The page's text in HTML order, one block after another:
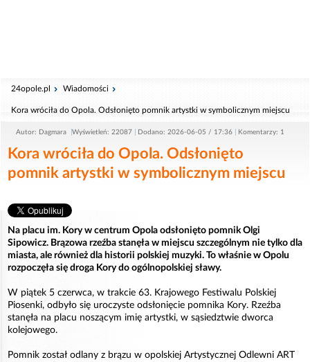
24opole.pl Wiadomości
Kora wróciła do Opola. Odsłonięto pomnik artystki w symbolicznym miejscu
Autor: Dagmara Wyświetleń: 22087 Dodano: 2026-06-05 / 17:36 Komentarzy: 1
Kora wróciła do Opola. Odsłonięto
pomnik artystki w symbolicznym miejscu
Na placu im. Kory w centrum Opola odsłonięto pomnik Olgi
Sipowicz. Brązowa rzeźba stanęła w miejscu szczególnym nie tylko dla
miasta, ale również dla historii polskiej muzyki. To właśnie w Opolu
rozpoczęła się droga Kory do ogólnopolskiej sławy.
W piątek 5 czerwca, w trakcie 63. Krajowego Festiwalu Polskiej
Piosenki, odbyło się uroczyste odsłonięcie pomnika Kory. Rzeźba
stanęła na placu noszącym imię artystki, w sąsiedztwie dworca
kolejowego.
Pomnik został odlany z brązu w opolskiej Artystycznej Odlewni ART